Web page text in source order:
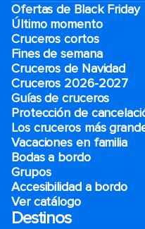
Ofertas de Black Friday
Último momento
Cruceros cortos
Fines de semana
Cruceros de Navidad
Cruceros 2026-2027
Guías de cruceros
Protección de
Los cruceros más
Vacaciones en familia
Bodas a bordo
Grupos
Accesibilidad a bordo
Ver catálogo
Destinos